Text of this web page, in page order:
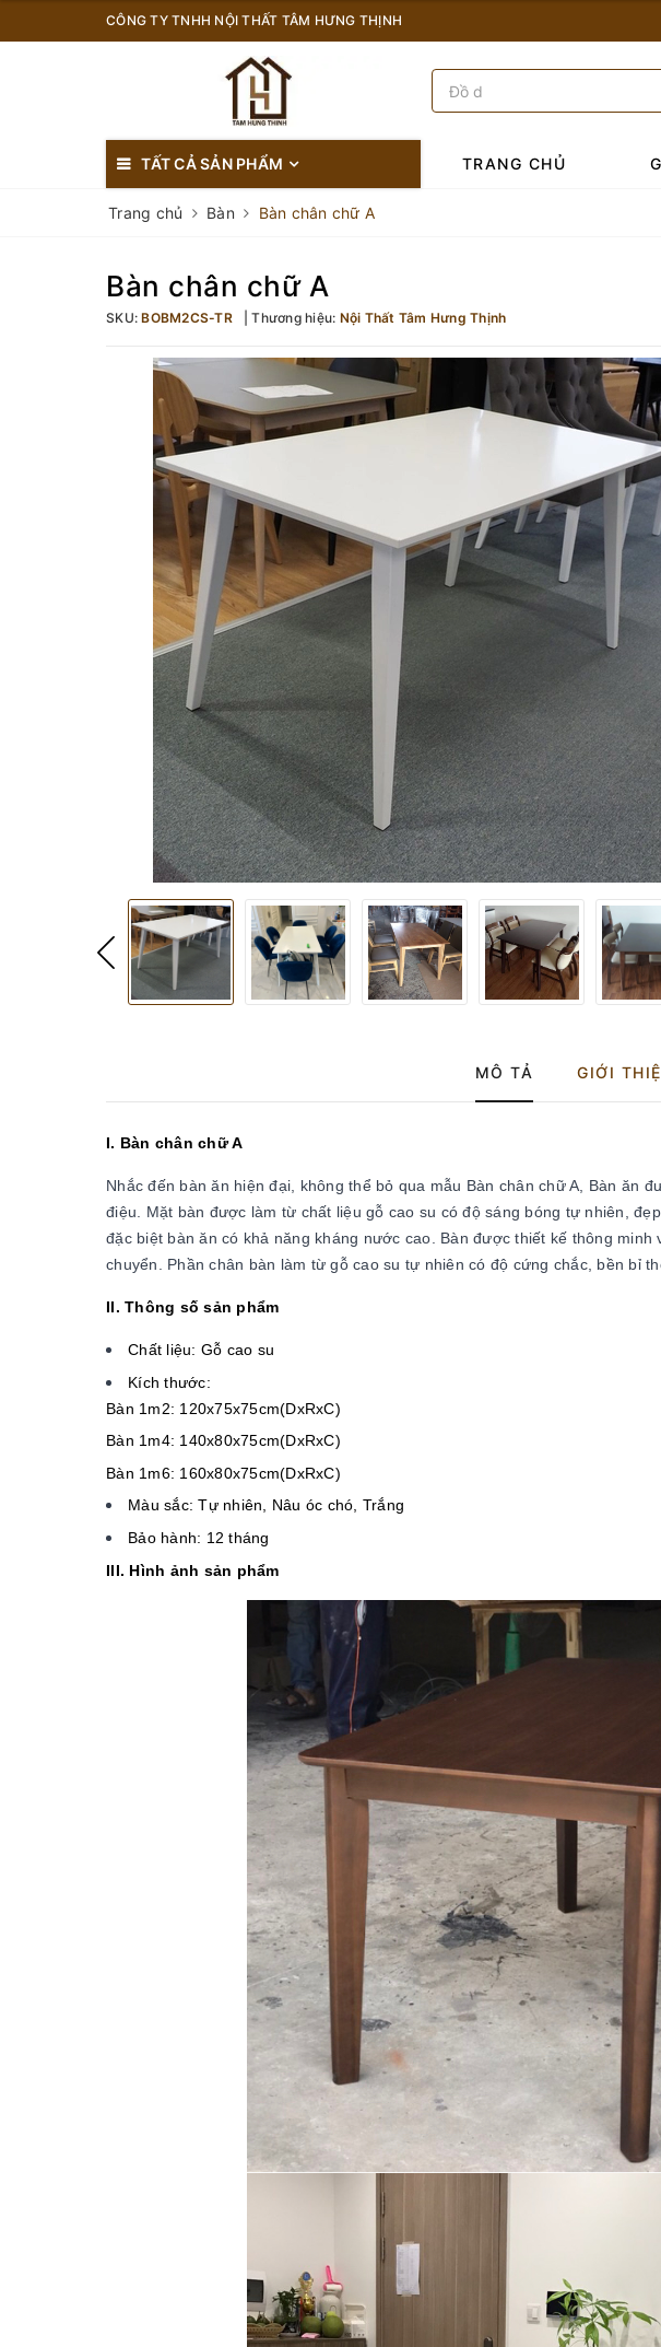
CÔNG TY TNHH NỘI THẤT TÂM HƯNG THỊNH
TẤT CẢ SẢN PHẨM TRANG CHỦ
Trang chủ Bàn Bàn chân chữ A
Bàn chân chữ A
SKU:BOBM2CS-TR Thương hiệu: Nội Thất Tâm Hưng Thịnh
MÔ TẢ GIỚI
I. Bàn chân chữ A
Nhắc đến bàn ăn hiện đại, không thể bỏ qua mẫu Bàn chân chữ A, Bàn ăn
điệu. Mặt bàn được làm từ chất liệu gỗ cao su có độ sáng bóng tự nhiên,
đặc biệt bàn ăn có khả năng kháng nước cao. Bàn được thiết kế thông
chuyển. Phần chân bàn làm từ gỗ cao su tự nhiên có độ cứng chắc, bền bỉ
II. Thông số sản phẩm
Chất liệu: Gỗ cao su
Kích thước:
Bàn 1m2: 120x75x75cm(DxRxC)
Bàn 1m4: 140x80x75cm(DxRxC)
Bàn 1m6: 160x80x75cm(DxRxC)
Màu sắc: Tự nhiên, Nâu óc chó, Trắng
Bảo hành: 12 tháng
III. Hình ảnh sản phẩm